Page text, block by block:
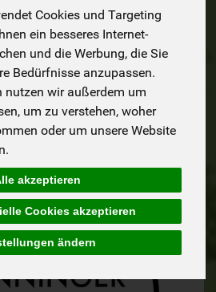
Cookies und Targeting
ein besseres Internet-
und die Werbung, die Sie
Bedürfnisse anzupassen.
nutzen wir außerdem um
um zu verstehen, woher
oder um unsere Website
akzeptieren
Cookies akzeptieren
ändern
Ernährung Allergene